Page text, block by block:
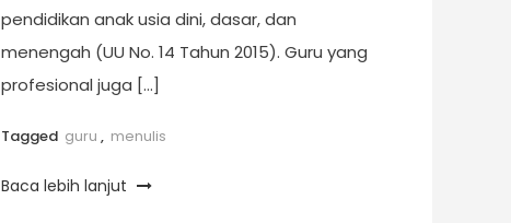
pendidikan anak usia dini, dasar, dan
menengah (UU No. 14 Tahun 2015). Guru yang
profesional juga […]
Tagged guru , menulis
Baca lebih lanjut